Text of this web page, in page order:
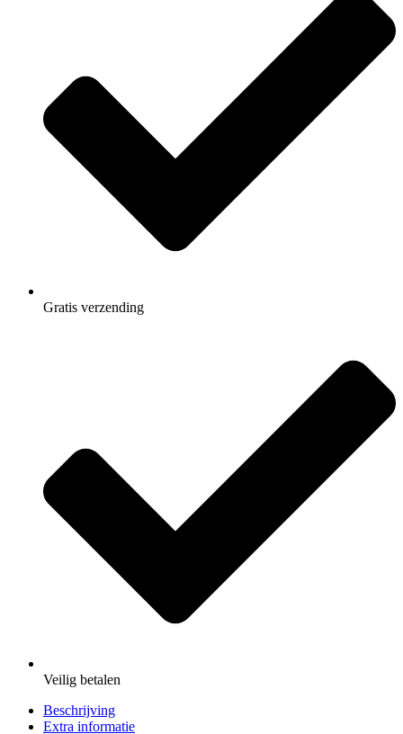
Gratis verzending
Veilig betalen
Beschrijving
Extra informatie